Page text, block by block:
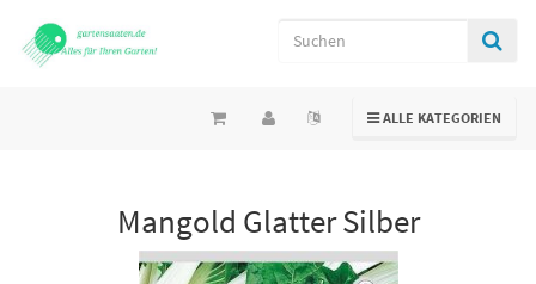
TOGGLE NAVIGATION
ALLE KATEGORIEN
Mangold Glatter Silber